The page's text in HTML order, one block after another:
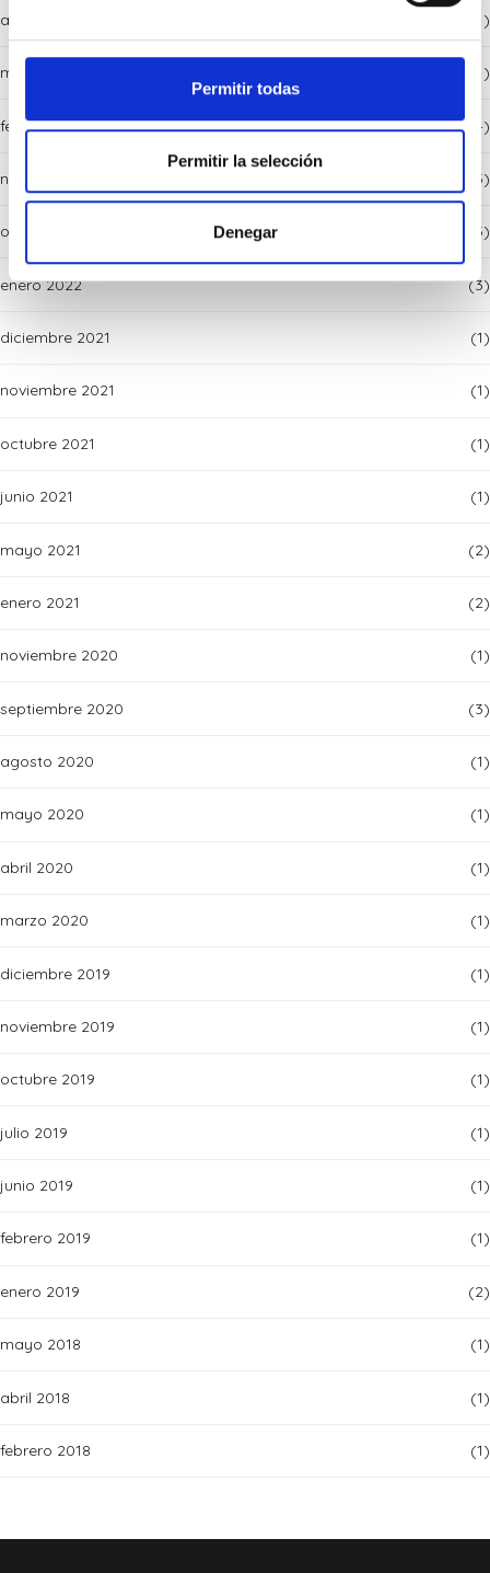
Permitir todas
Permitir la selección
Denegar
abril 2025 (1)
marzo 2025 (1)
febrero 2025 (4)
noviembre 2024 (3)
octubre 2024 (5)
enero 2022 (3)
diciembre 2021 (1)
noviembre 2021 (1)
octubre 2021 (1)
junio 2021 (1)
mayo 2021 (2)
enero 2021 (2)
noviembre 2020 (1)
septiembre 2020 (3)
agosto 2020 (1)
mayo 2020 (1)
abril 2020 (1)
marzo 2020 (1)
diciembre 2019 (1)
noviembre 2019 (1)
octubre 2019 (1)
julio 2019 (1)
junio 2019 (1)
febrero 2019 (1)
enero 2019 (2)
mayo 2018 (1)
abril 2018 (1)
febrero 2018 (1)